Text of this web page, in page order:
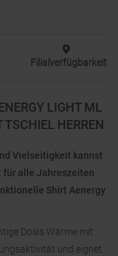
LIGHT ML
HERREN
Vielseitigkeit kannst
für alle Jahreszeiten
Shirt Aenergy
Dosis Wärme mit
und eignet
Filialverfügbarkeit